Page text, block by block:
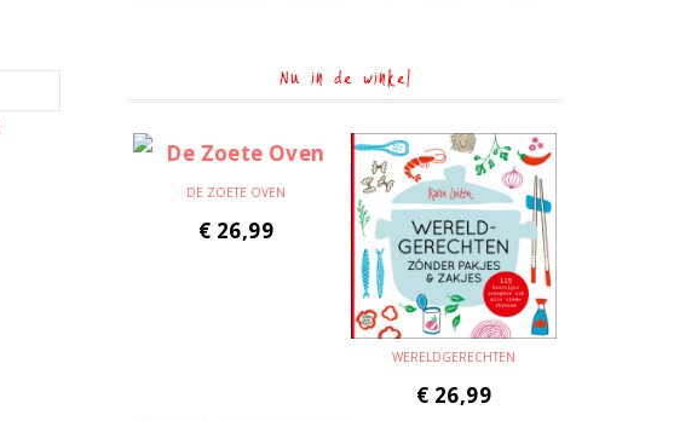
Nu in de winkel
DE ZOETE OVEN
€ 26,99
WERELDGERECHTEN
€ 26,99